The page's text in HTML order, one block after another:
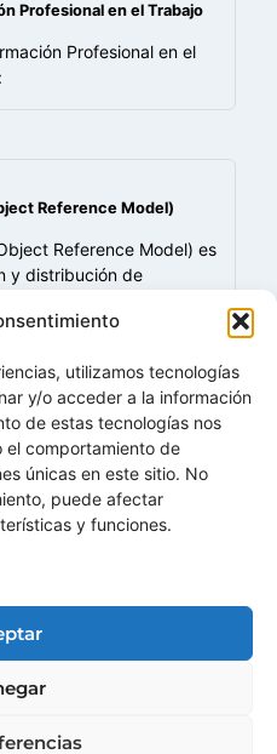
utilizamos tecnologías
y/o acceder a la información
de estas tecnologías nos
el comportamiento de
únicas en este sitio. No
puede afectar
y funciones.
Profesional en el Trabajo
Profesional en el
Reference Model)
Reference Model) es
y distribución de
y las plataformas LMS
Buscar
Buscar
Contactar